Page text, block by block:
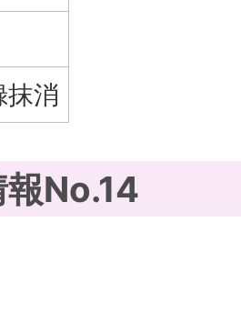
抹消
No.14